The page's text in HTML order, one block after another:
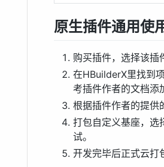
原生插件通用使
购买插件，选择该插
在HBuilderX里找到
考插件作者的文档添
根据插件作者的提供
打包自定义基座，选
试。
开发完毕后正式云打